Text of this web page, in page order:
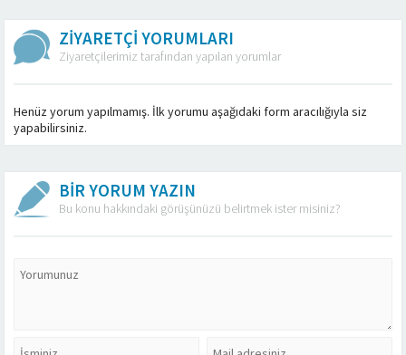
ZİYARETÇİ YORUMLARI
Ziyaretçilerimiz tarafından yapılan yorumlar
Henüz yorum yapılmamış. İlk yorumu aşağıdaki form aracılığıyla siz
yapabilirsiniz.
BİR YORUM YAZIN
Bu konu hakkındaki görüşünüzü belirtmek ister misiniz?